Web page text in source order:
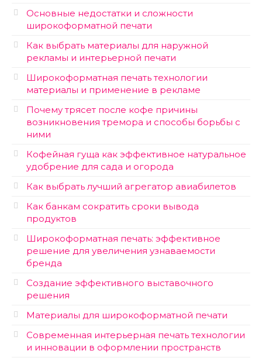
Основные недостатки и сложности
широкоформатной печати
Как выбрать материалы для наружной
рекламы и интерьерной печати
Широкоформатная печать технологии
материалы и применение в рекламе
Почему трясет после кофе причины
возникновения тремора и способы борьбы с
ними
Кофейная гуща как эффективное натуральное
удобрение для сада и огорода
Как выбрать лучший агрегатор авиабилетов
Как банкам сократить сроки вывода
продуктов
Широкоформатная печать: эффективное
решение для увеличения узнаваемости
бренда
Создание эффективного выставочного
решения
Материалы для широкоформатной печати
Современная интерьерная печать технологии
и инновации в оформлении пространств